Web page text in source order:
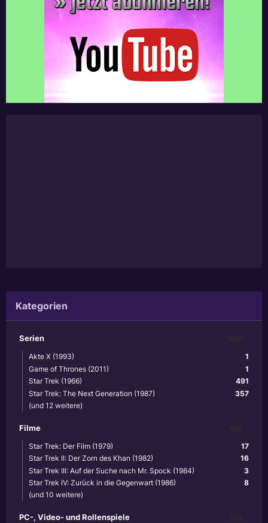
Kategorien
Serien
1
Akte X (1993)
1
Game of Thrones (2011)
491
Star Trek (1966)
357
Star Trek: The Next Generation (1987)
(und 12 weitere)
Filme
17
Star Trek: Der Film (1979)
16
Star Trek II: Der Zorn des Khan (1982)
3
Star Trek III: Auf der Suche nach Mr. Spock (1984)
8
Star Trek IV: Zurück in die Gegenwart (1986)
(und 10 weitere)
PC-, Video- und Rollenspiele